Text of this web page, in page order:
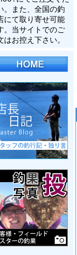
。また、全国の釣
にて取り寄せ可能
。当サイトでのご
はお控え下さい。